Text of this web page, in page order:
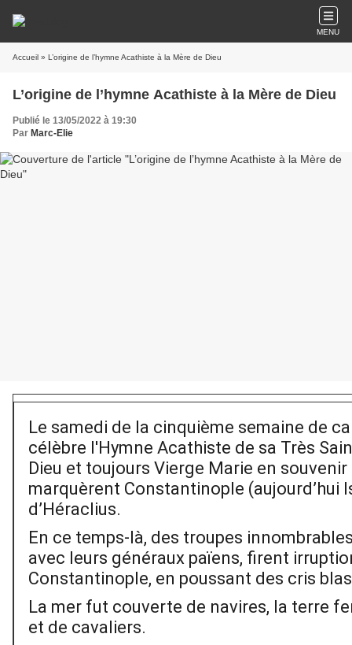
MENU
Accueil » L’origine de l’hymne Acathiste à la Mère de Dieu
L’origine de l’hymne Acathiste à la Mère de Dieu
Publié le 13/05/2022 à 19:30
Par Marc-Elie
Le samedi de la cinquième semaine de
célèbre l'Hymne Acathiste de sa Très
Dieu et toujours Vierge Marie en
marquèrent Constantinople (aujourd’hui
d’Héraclius.
En ce temps-là, des troupes
avec leurs généraux païens, firent
Constantinople, en poussant des cris
La mer fut couverte de navires, la terre
et de cavaliers.